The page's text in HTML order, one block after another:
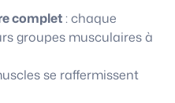
complet: chaque
groupes musculaires à
se raffermissent